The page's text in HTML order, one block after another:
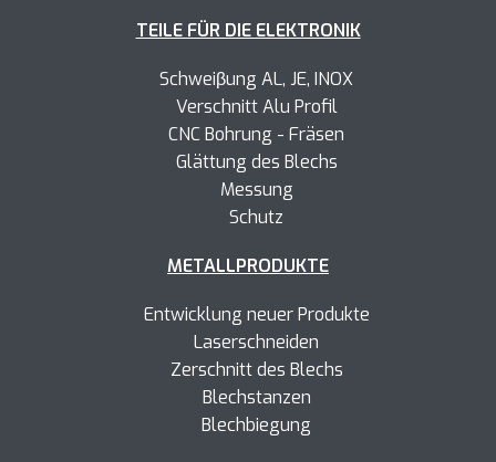
TEILE FÜR DIE ELEKTRONIK
Schweiβung AL, JE, INOX
Verschnitt Alu Profil
CNC Bohrung - Fräsen
Glättung des Blechs
Messung
Schutz
METALLPRODUKTE
Entwicklung neuer Produkte
Laserschneiden
Zerschnitt des Blechs
Blechstanzen
Blechbiegung